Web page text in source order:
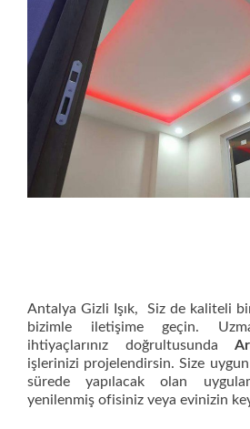
Antalya Gizli Işık, Siz de kaliteli
bizimle iletişime geçin.
ihtiyaçlarınız doğrultusunda
işlerinizi projelendirsin. Size
sürede yapılacak olan
yenilenmiş ofisiniz veya evinizin